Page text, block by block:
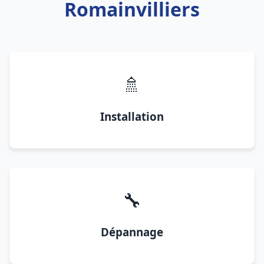
Romainvilliers
🚿
Installation
🔧
Dépannage